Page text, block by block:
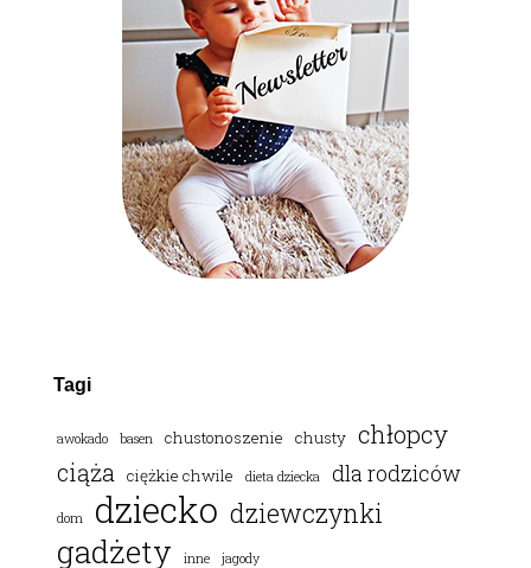
Tagi
awokado basen chustonoszenie chusty chłopcy
ciąża ciężkie chwile dieta dziecka dla rodziców
dom dziecko dziewczynki
gadżety inne jagody